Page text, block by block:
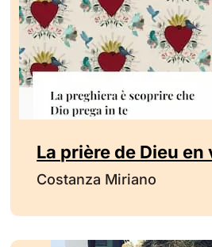
La prière de Dieu en
Costanza Miriano